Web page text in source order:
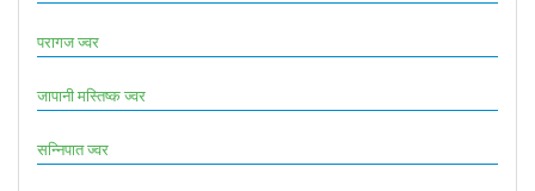
परागज ज्वर
जापानी मस्तिष्क ज्वर
सन्निपात ज्वर